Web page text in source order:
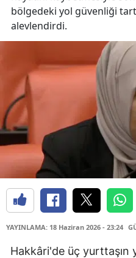
bölgedeki yol güvenliği
alevlendirdi.
YAYINLAMA: 18 Haziran 2026 - 23:24
Hakkâri'de üç yurttaşın